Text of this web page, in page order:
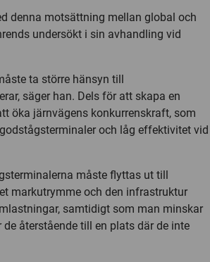
denna motsättning mellan global och
undersökt i sin avhandling vid
ta större hänsyn till
säger han. Dels för att skapa en
öka järnvägens konkurrenskraft, som
och låg effektivitet vid
måste flyttas ut till
markutrymme och den infrastruktur
samtidigt som man minskar
återstående till en plats där de inte